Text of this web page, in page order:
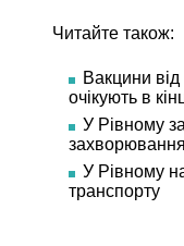
Читайте також:
Вакцини
очікують в
У Рівному
У Рівному
транспорту